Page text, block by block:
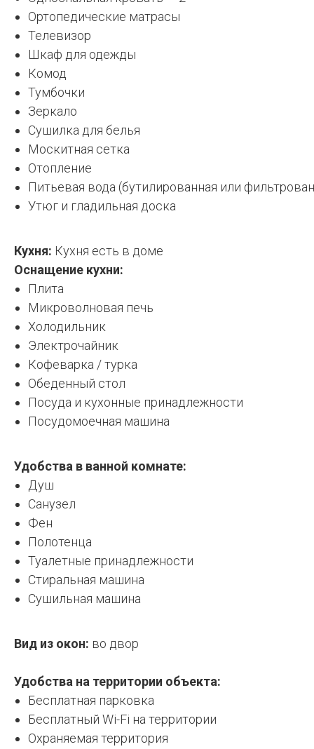
Ортопедические матрасы
Телевизор
Шкаф для одежды
Комод
Тумбочки
Зеркало
Сушилка для белья
Москитная сетка
Отопление
Питьевая вода (бутилированная или
Утюг и гладильная доска
Кухня: Кухня есть в доме
Оснащение кухни:
Плита
Микроволновая печь
Холодильник
Электрочайник
Кофеварка / турка
Обеденный стол
Посуда и кухонные принадлежности
Посудомоечная машина
Удобства в ванной комнате:
Душ
Санузел
Фен
Полотенца
Туалетные принадлежности
Стиральная машина
Сушильная машина
Вид из окон: во двор
Удобства на территории объекта:
Бесплатная парковка
Бесплатный Wi-Fi на территории
Охраняемая территория